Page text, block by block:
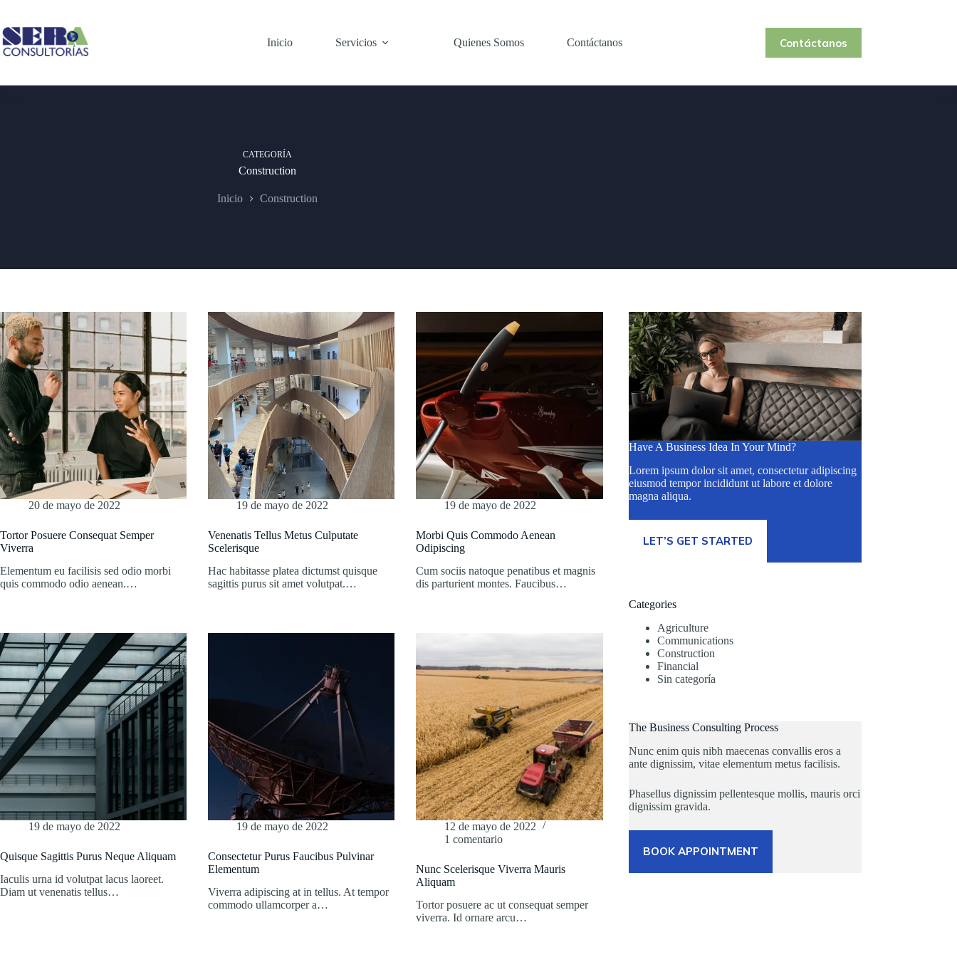
contenido
Inicio
Servicios Quienes Somos Contáctanos Contáctanos
CATEGORÍA
Construction
Inicio Construction
20 de mayo de 2022
Tortor Posuere Consequat Semper
Viverra
Elementum eu facilisis sed odio morbi
quis commodo odio aenean.…
19 de mayo de 2022
Venenatis Tellus Metus Culputate
Scelerisque
Hac habitasse platea dictumst quisque
sagittis purus sit amet volutpat.…
19 de mayo de 2022
Morbi Quis Commodo Aenean
Odipiscing
Cum sociis natoque penatibus et magnis
dis parturient montes. Faucibus…
19 de mayo de 2022
Quisque Sagittis Purus Neque Aliquam
Iaculis urna id volutpat lacus laoreet.
Diam ut venenatis tellus…
19 de mayo de 2022
Consectetur Purus Faucibus Pulvinar
Elementum
Viverra adipiscing at in tellus. At tempor
commodo ullamcorper a…
12 de mayo de 2022
1 comentario
Nunc Scelerisque Viverra Mauris
Aliquam
Tortor posuere ac ut consequat semper
viverra. Id ornare arcu…
Have A Business Idea In Your Mind?
Lorem ipsum dolor sit amet, consectetur adipiscing
eiusmod tempor incididunt ut labore et dolore
magna aliqua.
LET’S GET STARTED
Categories
Agriculture
Communications
Construction
Financial
Sin categoría
The Business Consulting Process
Nunc enim quis nibh maecenas convallis eros a
ante dignissim, vitae elementum metus facilisis.
Phasellus dignissim pellentesque mollis, mauris orci
dignissim gravida.
BOOK APPOINTMENT